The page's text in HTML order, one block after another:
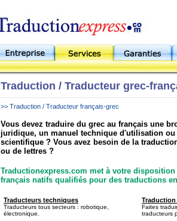
Traduction / Traducteur grec-
>> Traduction / Traducteur français-grec
Vous devez traduire du grec au français une
juridique, un manuel technique d'utilisation
scientifique ? Vous avez besoin de la
ou de lettres ?
Traductionexpress.com met à votre
français natifs qualifiés pour des traductions
Traducteurs techniques
Traducteurs tous secteurs : robotique,
électronique.
Traduction
Faites
traducteurs